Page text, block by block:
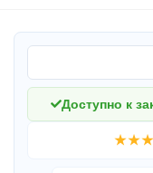
Доступно к